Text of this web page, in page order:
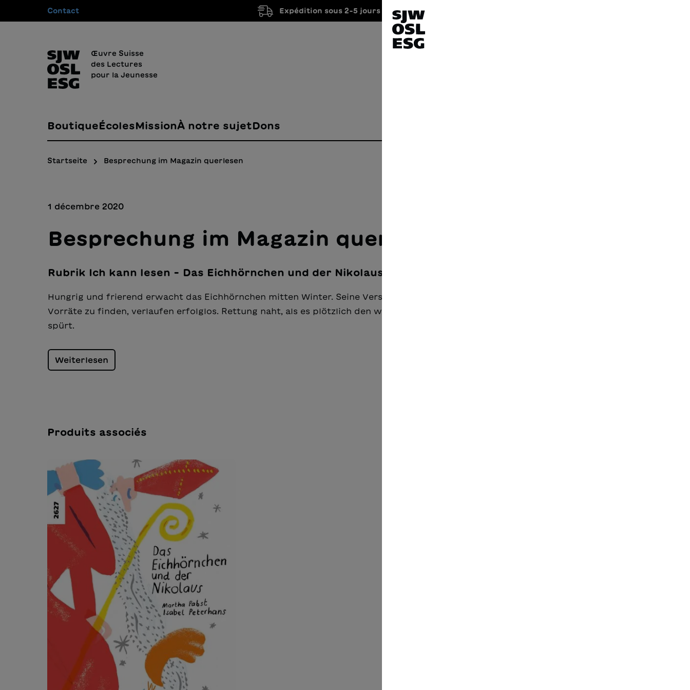
Passer à la navigation principale
Contact Expédition sous 2-5 jours ouvrés
Œuvre Suisse
des Lectures
pour la Jeunesse
BoutiqueÉcolesMissionÀ notre sujetDons
Startseite Besprechung im Magazin querlesen
1 décembre 2020
Besprechung im Magazin querlesen
Rubrik Ich kann lesen - Das Eichhörnchen und der Nikolaus
Hungrig und frierend erwacht das Eichhörnchen mitten Winter. Sei­ne Versuche, die versteckten
Vor­räte zu finden, verlaufen erfolglos. Rettung naht, als es plötzlich den warmen Atem eines Esels
spürt.
Weiterlesen
Ignorer la galerie de produits
Produits associés